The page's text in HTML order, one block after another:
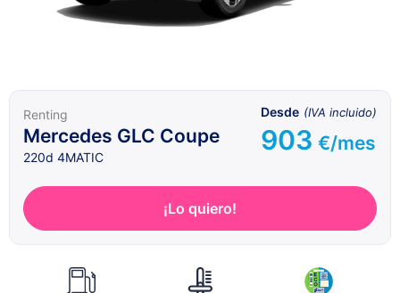
Renting
Mercedes GLC Coupe
220d 4MATIC
Desde (IVA incluido)
903 €/mes
¡Lo quiero!